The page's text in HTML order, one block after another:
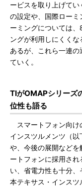
ービスを取り上げて
の設定や、国際ローミ
ーミングについては、
ングが利用しにくく
あるが、これら一連
ていく。
TIがOMAPシリーズ
位性も語る
スマートフォン向け
インスツルメンツ（
や、今後の展開など
ートフォンに採用さ
い、省電力性も十分
本テキサス・インス